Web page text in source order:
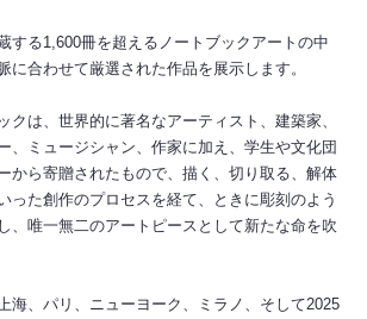
する1,600冊を超えるノートブックアートの中
に合わせて厳選された作品を展示します。
クは、世界的に著名なアーティスト、建築家、
、ミュージシャン、作家に加え、学生や文化団
から寄贈されたもので、描く、切り取る、解体
った創作のプロセスを経て、ときに彫刻のよう
、唯一無二のアートピースとして新たな命を吹
海、パリ、ニューヨーク、ミラノ、そして2025